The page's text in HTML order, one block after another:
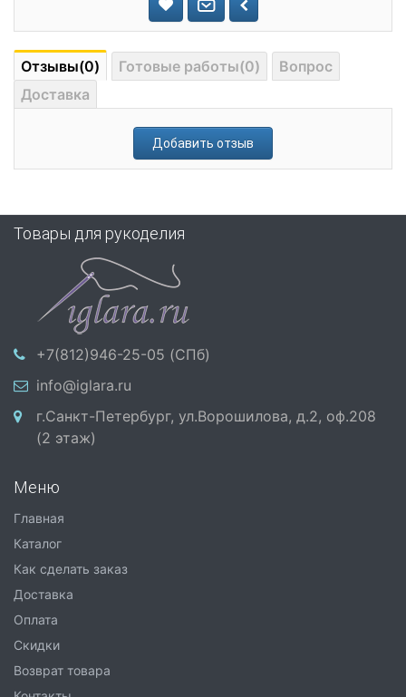
Отзывы(0) Готовые работы(0)
Вопрос
Доставка
Добавить отзыв
Товары для рукоделия
+7(812)946-25-05 (СПб)
info@iglara.ru
г.Санкт-Петербург, ул.Ворошилова, д.2, оф.208
(2 этаж)
Меню
Главная
Каталог
Как сделать заказ
Доставка
Оплата
Скидки
Возврат товара